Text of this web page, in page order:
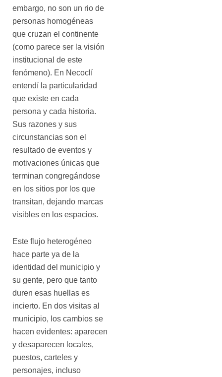
embargo, no son un rio de
personas homogéneas
que cruzan el continente
(como parece ser la visión
institucional de este
fenómeno). En Necoclí
entendí la particularidad
que existe en cada
persona y cada historia.
Sus razones y sus
circunstancias son el
resultado de eventos y
motivaciones únicas que
terminan congregándose
en los sitios por los que
transitan, dejando marcas
visibles en los espacios.
Este flujo heterogéneo
hace parte ya de la
identidad del municipio y
su gente, pero que tanto
duren esas huellas es
incierto. En dos visitas al
municipio, los cambios se
hacen evidentes: aparecen
y desaparecen locales,
puestos, carteles y
personajes, incluso